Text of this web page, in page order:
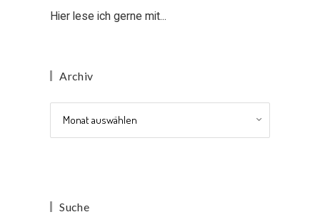
Hier lese ich gerne mit...
Archiv
Suche